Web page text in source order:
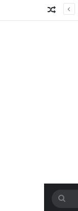
مقال عشوائي
بحث